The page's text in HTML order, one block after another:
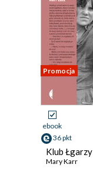
Promocja
ebook
36 pkt
Klub Łgarzy
Mary Karr